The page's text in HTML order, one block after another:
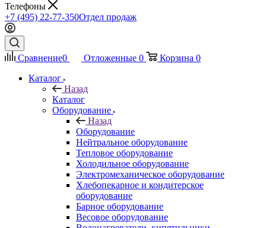
Телефоны
+7 (495) 22-77-350Отдел продаж
Сравнение0 Отложенные 0 Корзина 0
Каталог
Назад
Каталог
Оборудование
Назад
Оборудование
Нейтральное оборудование
Тепловое оборудование
Холодильное оборудование
Электромеханическое оборудование
Хлебопекарное и кондитерское
оборудование
Барное оборудование
Весовое оборудование